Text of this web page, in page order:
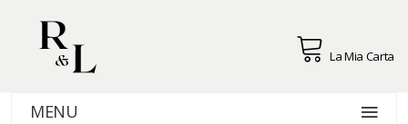
La Mia Carta
MENU